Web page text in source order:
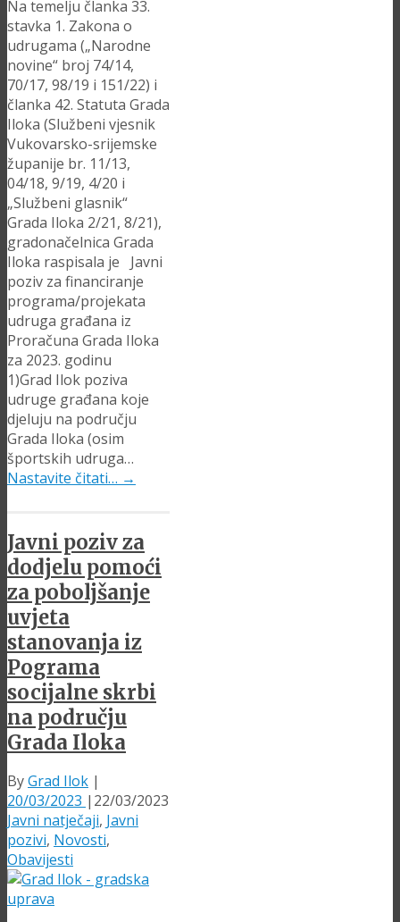
Na temelju članka 33.
stavka 1. Zakona o
udrugama („Narodne
novine“ broj 74/14,
70/17, 98/19 i 151/22) i
članka 42. Statuta Grada
Iloka (Službeni vjesnik
Vukovarsko-srijemske
županije br. 11/13,
04/18, 9/19, 4/20 i
„Službeni glasnik“
Grada Iloka 2/21, 8/21),
gradonačelnica Grada
Iloka raspisala je Javni
poziv za financiranje
programa/projekata
udruga građana iz
Proračuna Grada Iloka
za 2023. godinu
1)Grad Ilok poziva
udruge građana koje
djeluju na području
Grada Iloka (osim
športskih udruga…
Nastavite čitati… →
Javni poziv za
dodjelu pomoći
za poboljšanje
uvjeta
stanovanja iz
Pograma
socijalne skrbi
na području
Grada Iloka
ByGrad Ilok |
20/03/2023 | 22/03/2023
Javni natječaji, Javni
pozivi, Novosti,
Obavijesti